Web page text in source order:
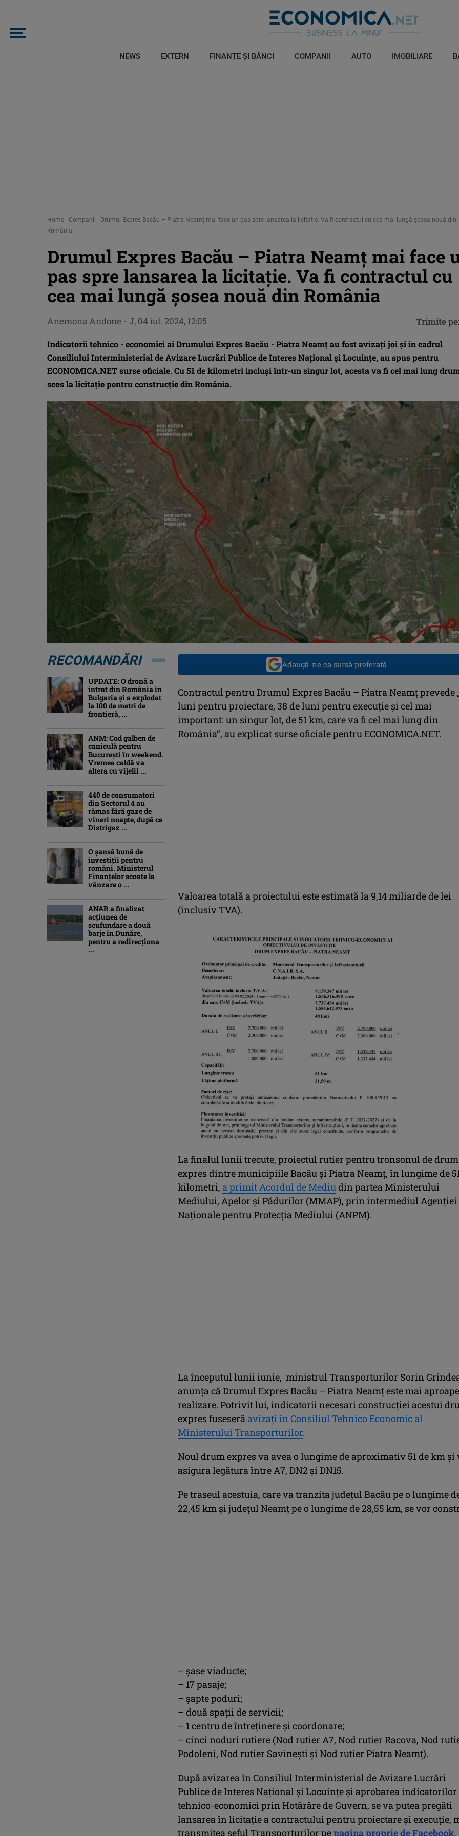
NEWS EXTERN FINANŢE ŞI BĂNCI COMPANII AUTO IMOBILIARE
Home - Companii - Drumul Expres Bacău – Piatra Neamț mai face un pas spre lansarea la licitație. Va fi contractul cu cea mai lungă șosea nouă din
România
Drumul Expres Bacău – Piatra Neamț mai face
pas spre lansarea la licitație. Va fi contractul cu
cea mai lungă șosea nouă din România
Indicatorii tehnico - economici ai Drumului Expres Bacău - Piatra Neamț au fost avizați joi și în cadrul
Consiliului Interministerial de Avizare Lucrări Publice de Interes Național și Locuințe, au spus pentru
ECONOMICA.NET surse oficiale. Cu 51 de kilometri incluși într-un singur lot, acesta va fi cel mai lung
scos la licitație pentru construcție din România.
Anemona Andone - J, 04 iul. 2024, 12:05 Trimite
Adaugă-ne ca sursă preferată
Contractul pentru Drumul Expres Bacău – Piatra Neamț prevede
luni pentru proiectare, 38 de luni pentru execuție și cel mai
important: un singur lot, de 51 km, care va fi cel mai lung din
România”, au explicat surse oficiale pentru ECONOMICA.NET.
Valoarea totală a proiectului este estimată la 9,14 miliarde de lei
(inclusiv TVA).
La finalul lunii trecute, proiectul rutier pentru tronsonul de drum
expres dintre municipiile Bacău şi Piatra Neamţ, în lungime de
kilometri, a primit Acordul de Mediu din partea Ministerului
Mediului, Apelor şi Pădurilor (MMAP), prin intermediul Agenţiei
Naţionale pentru Protecţia Mediului (ANPM).
La începutul lunii iunie, ministrul Transporturilor Sorin
anunța că Drumul Expres Bacău – Piatra Neamț este mai
realizare. Potrivit lui, indicatorii necesari construcției acestui
expres fuseseră avizați în Consiliul Tehnico Economic al
Ministerului Transporturilor.
Noul drum expres va avea o lungime de aproximativ 51 de km și
asigura legătura între A7, DN2 și DN15.
Pe traseul acestuia, care va tranzita județul Bacău pe o lungime
22,45 km și județul Neamț pe o lungime de 28,55 km, se vor
– șase viaducte;
– 17 pasaje;
– șapte poduri;
– două spații de servicii;
– 1 centru de întreținere și coordonare;
– cinci noduri rutiere (Nod rutier A7, Nod rutier Racova, Nod
Podoleni, Nod rutier Savinești și Nod rutier Piatra Neamț).
După avizarea în Consiliul Interministerial de Avizare Lucrări
Publice de Interes Național și Locuințe și aprobarea indicatorilor
tehnico-economici prin Hotărâre de Guvern, se va putea pregăti
lansarea în licitație a contractului pentru proiectare și execuție,
transmitea șeful Transporturilor pepagina proprie de Facebook.
RECOMANDĂRI
UPDATE: O dronă a
intrat din România în
Bulgaria şi a explodat
la 100 de metri de
frontieră, ...
ANM: Cod galben de
caniculă pentru
București în weekend.
Vremea caldă va
altera cu vijelii ...
440 de consumatori
din Sectorul 4 au
rămas fără gaze de
vineri noapte, după ce
Distrigaz ...
O șansă bună de
investiții pentru
români. Ministerul
Finanțelor scoate la
vânzare o ...
ANAR a finalizat
acțiunea de
scufundare a două
barje în Dunăre,
pentru a redirecționa
...